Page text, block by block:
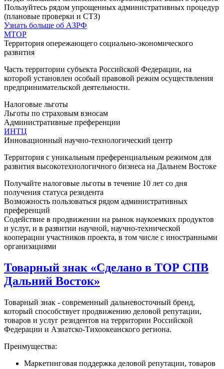
Пользуйтесь рядом упрощенных административных процедур
(плановые проверки и СТЗ)
Узнать больше об АЗРФ
MТОР
Территория опережающего социально-экономического
развития
Часть территории субъекта Российской Федерации, на
которой установлен особый правовой режим осуществления
предпринимательской деятельности.
Налоговые льготы
Льготы по страховым взносам
Административные преференции
ИНТЦ
Инновационный научно-технологический центр
Территория с уникальным преференциальным режимом для
развития высокотехнологичного бизнеса на Дальнем Востоке
Получайте налоговые льготы в течение 10 лет со дня
получения статуса резидента
Возможность пользоваться рядом административных
преференций
Содействие в продвижении на рынок наукоемких продуктов
и услуг, и в развитии научной, научно-технической
кооперации участников проекта, в том числе с иностранными
организациями
Товарный знак «Сделано в ТОР СПВ
Дальний Восток»
Товарный знак - современный дальневосточный бренд,
который способствует продвижению деловой репутации,
товаров и услуг резидентов на территории Российской
Федерации и Азиатско-Тихоокеанского региона.
Преимущества:
Маркетинговая поддержка деловой репутации, товаров